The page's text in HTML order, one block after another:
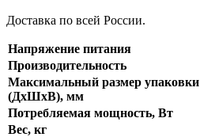
Доставка по всей России.
Напряжение питания
Производительность
Максимальный размер упаковки
(ДхШхВ), мм
Потребляемая мощность, Вт
Вес, кг